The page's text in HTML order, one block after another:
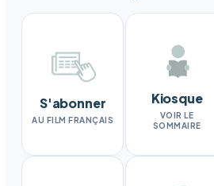
S'abonner
AU FILM FRANÇAIS
Kiosque
VOIR LE
SOMMAIRE